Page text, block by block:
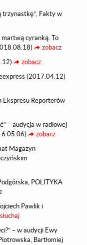
trzynastkę”, Fakty w
martwą cyranką. To
zobacz
zobacz
(2017.04.12)
Ekspresu Reporterów
– audycja w radiowej
zobacz
Magazyn
POLITYKA
Pawlik i
– w audycji Ewy
Bartłomiej